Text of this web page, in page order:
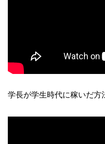
学長が学生時代に稼いだ方